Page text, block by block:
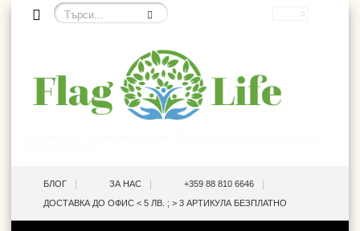
БЛОГ ЗА НАС +359 88 810 6646
ДОСТАВКА ДО ОФИС < 5 ЛВ. ; > 3 АРТИКУЛА БЕЗПЛАТНО